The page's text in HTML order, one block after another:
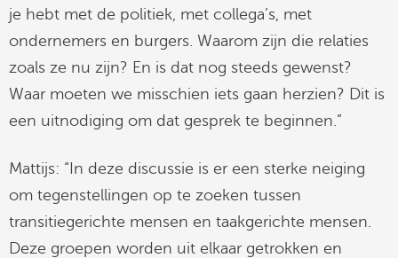
je hebt met de politiek, met collega’s, met
ondernemers en burgers. Waarom zijn die relaties
zoals ze nu zijn? En is dat nog steeds gewenst?
Waar moeten we misschien iets gaan herzien? Dit is
een uitnodiging om dat gesprek te beginnen.”
Mattijs: “In deze discussie is er een sterke neiging
om tegenstellingen op te zoeken tussen
transitiegerichte mensen en taakgerichte mensen.
Deze groepen worden uit elkaar getrokken en